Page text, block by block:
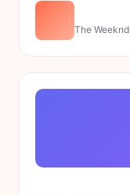
The Weeknd